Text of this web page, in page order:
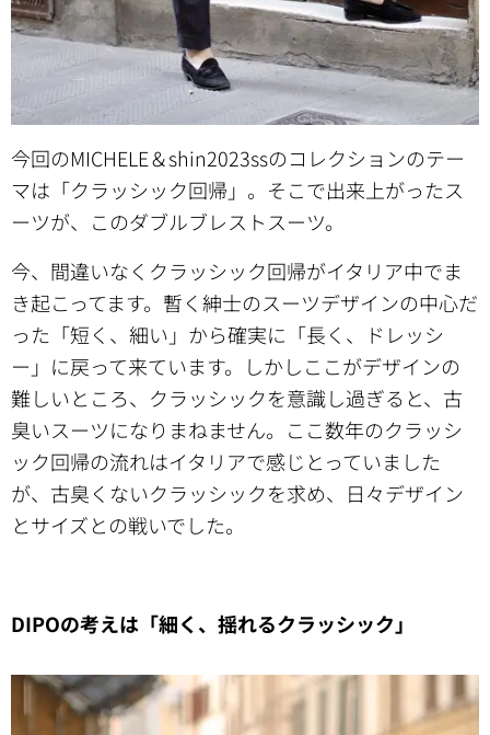
今回のMICHELE＆shin2023ssのコレクションのテー
マは「クラッシック回帰」。そこで出来上がったス
ーツが、このダブルブレストスーツ。
今、間違いなくクラッシック回帰がイタリア中でま
き起こってます。暫く紳士のスーツデザインの中心だ
った「短く、細い」から確実に「長く、ドレッシ
ー」に戻って来ています。しかしここがデザインの
難しいところ、クラッシックを意識し過ぎると、古
臭いスーツになりまねません。ここ数年のクラッシ
ック回帰の流れはイタリアで感じとっていました
が、古臭くないクラッシックを求め、日々デザイン
とサイズとの戦いでした。
DIPOの考えは「細く、揺れるクラッシック」